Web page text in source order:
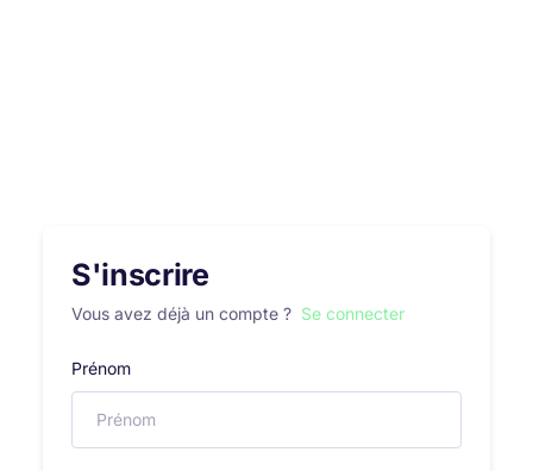
S'inscrire
Vous avez déjà un compte ? Se connecter
Prénom